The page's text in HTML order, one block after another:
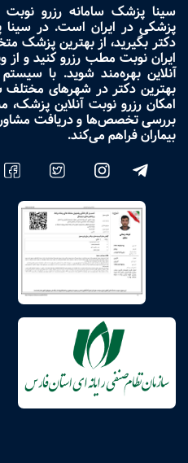
سینا پزشک سامانه رزرو
پزشکی در ایران است. در سینا
دکتر بگیرید، از بهترین
ایران نوبت مطب رزرو کنید و از
آنلاین بهره‌مند شوید. با
بهترین دکتر در شهرهای
امکان رزرو نوبت آنلاین
بررسی تخصص‌ها و دریافت
بیماران فراهم می‌کند.